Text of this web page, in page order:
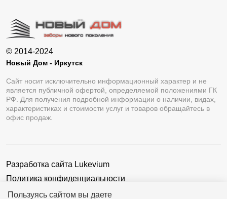
Пользуясь сайтом вы даете
© 2014-2024
Новый Дом - Иркутск
Сайт носит исключительно информационный характер и не
является публичной офертой, определяемой положениями ГК
РФ. Для получения подробной информации о наличии, видах,
характеристиках и стоимости услуг и товаров обращайтесь в
офис продаж.
Разработка сайта Lukevium
Политика конфиденциальности
Пользовательское соглашение